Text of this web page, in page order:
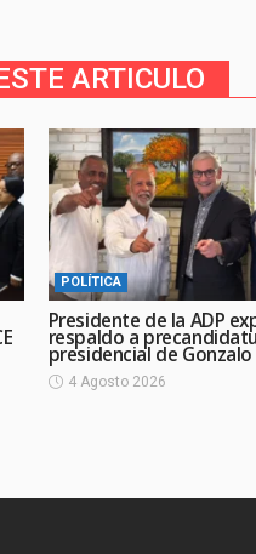
ARTICULO
POLÍTICA
Presidente de la ADP
respaldo a
presidencial de
4 Agosto 2026